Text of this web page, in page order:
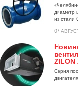
диаметр
из стали
07
ZILON
Серия